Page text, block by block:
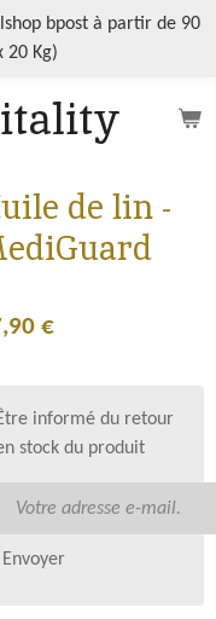
bpost à partir de 90
20 Kg)
de lin -
€
informé du retour
stock du produit
Envoyer